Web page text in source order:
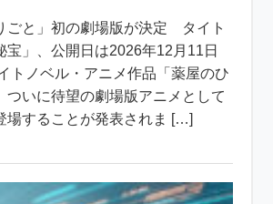
ごと」初の劇場版が決定 タイト
宝」、公開日は2026年12月11日
トノベル・アニメ作品「薬屋のひ
ついに待望の劇場版アニメとして
場することが発表されま […]